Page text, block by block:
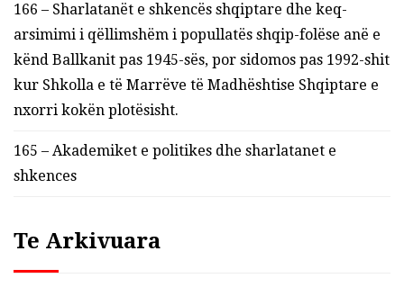
166 – Sharlatanët e shkencës shqiptare dhe keq-
arsimimi i qëllimshëm i popullatës shqip-folëse anë e
kënd Ballkanit pas 1945-sës, por sidomos pas 1992-shit
kur Shkolla e të Marrëve të Madhështise Shqiptare e
nxorri kokën plotësisht.
165 – Akademiket e politikes dhe sharlatanet e
shkences
Te Arkivuara